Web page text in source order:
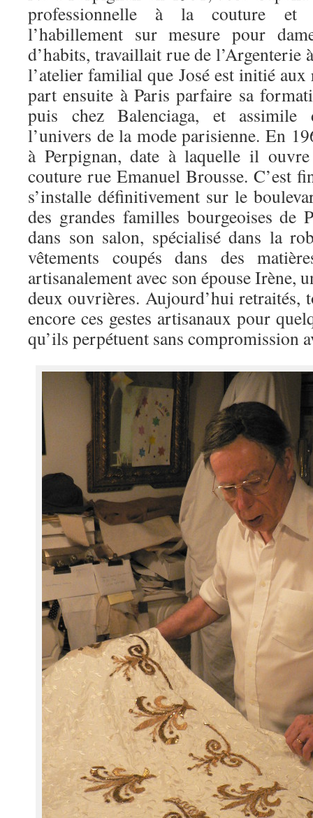
professionnelle à la couture et
l’habillement sur mesure pour
d’habits, travaillait rue de l’Argenterie
l’atelier familial que José est initié
part ensuite à Paris parfaire sa
puis chez Balenciaga, et assimile
l’univers de la mode parisienne. En
à Perpignan, date à laquelle il
couture rue Emanuel Brousse. C’est
s’installe définitivement sur le
des grandes familles bourgeoises de
dans son salon, spécialisé dans la
vêtements coupés dans des
artisanalement avec son épouse Irène,
deux ouvrières. Aujourd’hui retraités,
encore ces gestes artisanaux pour
qu’ils perpétuent sans compromission